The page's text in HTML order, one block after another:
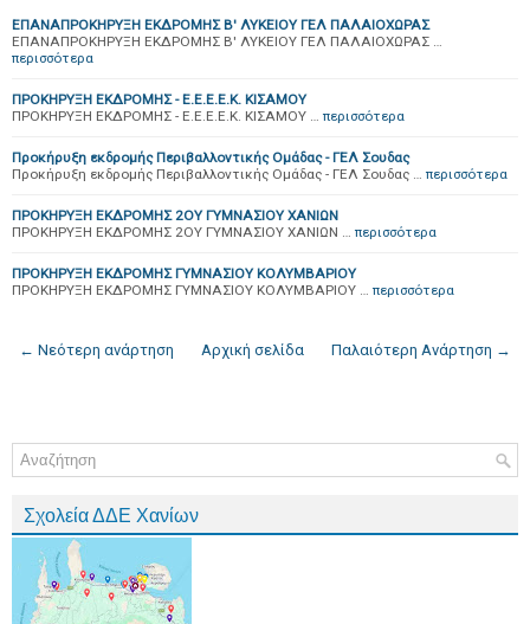
ΕΠΑΝΑΠΡΟΚΗΡΥΞΗ ΕΚΔΡΟΜΗΣ Β' ΛΥΚΕΙΟΥ ΓΕΛ ΠΑΛΑΙΟΧΩΡΑΣ
ΕΠΑΝΑΠΡΟΚΗΡΥΞΗ ΕΚΔΡΟΜΗΣ Β' ΛΥΚΕΙΟΥ ΓΕΛ ΠΑΛΑΙΟΧΩΡΑΣ …
περισσότερα
ΠΡΟΚΗΡΥΞΗ ΕΚΔΡΟΜΗΣ - Ε.Ε.Ε.Ε.Κ. ΚΙΣΑΜΟΥ
ΠΡΟΚΗΡΥΞΗ ΕΚΔΡΟΜΗΣ - Ε.Ε.Ε.Ε.Κ. ΚΙΣΑΜΟΥ … περισσότερα
Προκήρυξη εκδρομής Περιβαλλοντικής Ομάδας - ΓΕΛ Σουδας
Προκήρυξη εκδρομής Περιβαλλοντικής Ομάδας - ΓΕΛ Σουδας … περισσότερα
ΠΡΟΚΗΡΥΞΗ ΕΚΔΡΟΜΗΣ 2ΟΥ ΓΥΜΝΑΣΙΟΥ ΧΑΝΙΩΝ
ΠΡΟΚΗΡΥΞΗ ΕΚΔΡΟΜΗΣ 2ΟΥ ΓΥΜΝΑΣΙΟΥ ΧΑΝΙΩΝ … περισσότερα
ΠΡΟΚΗΡΥΞΗ ΕΚΔΡΟΜΗΣ ΓΥΜΝΑΣΙΟΥ ΚΟΛΥΜΒΑΡΙΟΥ
ΠΡΟΚΗΡΥΞΗ ΕΚΔΡΟΜΗΣ ΓΥΜΝΑΣΙΟΥ ΚΟΛΥΜΒΑΡΙΟΥ … περισσότερα
← Νεότερη ανάρτηση Παλαιότερη Ανάρτηση →
Αρχική σελίδα
Σχολεία ΔΔΕ Χανίων